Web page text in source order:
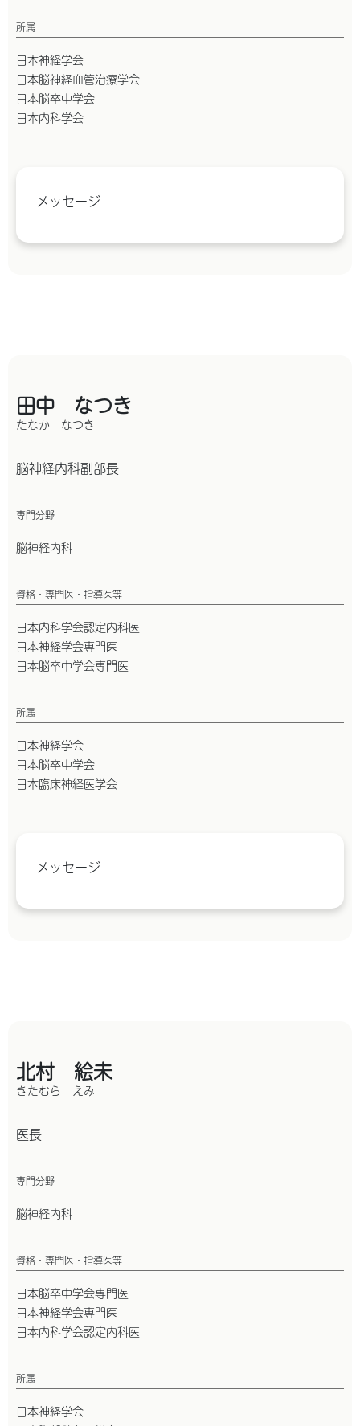
所属
日本神経学会
日本脳神経血管治療学会
日本脳卒中学会
日本内科学会
メッセージ
田中 なつき
たなか なつき
脳神経内科副部長
専門分野
脳神経内科
資格・専門医・指導医等
日本内科学会認定内科医
日本神経学会専門医
日本脳卒中学会専門医
所属
日本神経学会
日本脳卒中学会
日本臨床神経医学会
メッセージ
北村 絵未
きたむら えみ
医長
専門分野
脳神経内科
資格・専門医・指導医等
日本脳卒中学会専門医
日本神経学会専門医
日本内科学会認定内科医
所属
日本神経学会